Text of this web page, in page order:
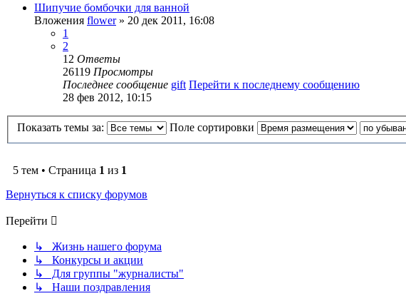
Шипучие бомбочки для ванной
Вложения flower» 20 дек 2011, 16:08
1
2
12 Ответы
26119 Просмотры
Последнее сообщение gift Перейти к последнему сообщению
28 фев 2012, 10:15
Показать темы за: Поле сортировки
5 тем • Страница 1 из 1
Вернуться к списку форумов
Перейти
↳ Жизнь нашего форума
↳ Конкурсы и акции
↳ Для группы "журналисты"
↳ Наши поздравления